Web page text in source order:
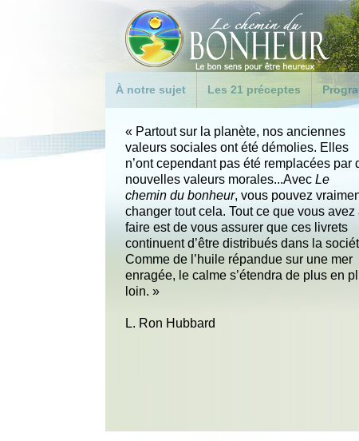
À notre sujet
du bonheur ?
Objectifs de la campagne
L. Ron Hubbard
Foire aux questions
Les 21 préceptes
1. Prenez soin de vous-
même
2. Soyez modéré
3. Ne soyez pas de mœurs
faciles
4. Aimez et aidez les
enfants
5. Honorez et aidez vos
Les
« Partout sur la planète, nos anciennes
valeurs sociales ont été démolies. Elles
n’ont cependant pas été remplacées par
nouvelles valeurs morales...Avec Le
chemin du bonheur, vous pouvez
changer tout cela. Tout ce que vous avez
faire est de vous assurer que ces livrets
continuent d’être distribués dans la
Comme de l’huile répandue sur une mer
enragée, le calme s’étendra de plus en
loin. »
L. Ron Hubbard